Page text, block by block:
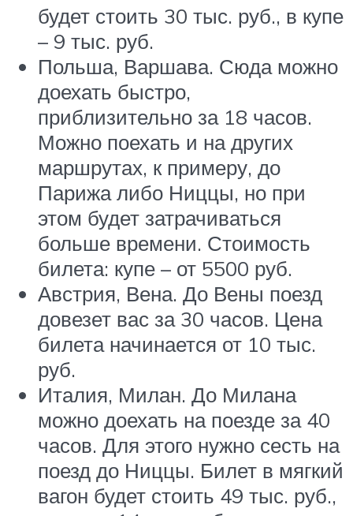
будет стоить 30 тыс. руб., в купе
– 9 тыс. руб.
Польша, Варшава. Сюда можно
доехать быстро,
приблизительно за 18 часов.
Можно поехать и на других
маршрутах, к примеру, до
Парижа либо Ниццы, но при
этом будет затрачиваться
больше времени. Стоимость
билета: купе – от 5500 руб.
Австрия, Вена. До Вены поезд
довезет вас за 30 часов. Цена
билета начинается от 10 тыс.
руб.
Италия, Милан. До Милана
можно доехать на поезде за 40
часов. Для этого нужно сесть на
поезд до Ниццы. Билет в мягкий
вагон будет стоить 49 тыс. руб.,